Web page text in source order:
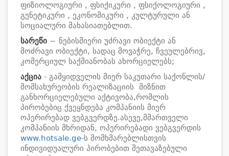
ფიზიოლოგიური , ფსიქიკური , ფსიქოლოგიური ,
გენეტიკური , ეკონომიკური , კულტურული ან
სოციალური მახასიათებლით.
სარეწი − ნებისმიერი უძრავი ობიექტი ან
მოძრავი ობიექტი, სადაც მოვაჭრე, ჩვეულებრივ,
კომერციულ საქმიანობას ახორციელებს;
აქცია - გამყიდველის მიერ საკუთარი საქონლის/
მომსახურეობის რეალიზაციის მიზნით
განხორციელებული აქტივობა,რომლის
პირობებიც ქვეყნდება კომპანიის მიერ
ოპერირებად ვებგვერდზე.ასევე,მმართველი
კომპანიის მხრიდან, ოპერირებადი ვებგვერდის
www.hotsale.ge-ს მომხმარებლისთვის
ინდივიდუალური პირობებით შეთავაზებული